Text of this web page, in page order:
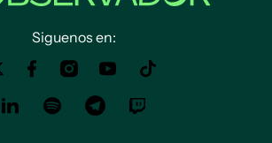
Siguenos en: